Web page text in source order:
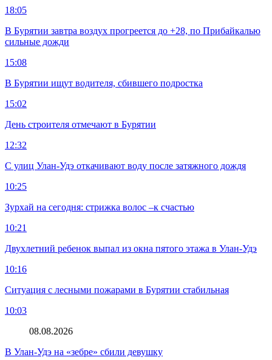
18:05
В Бурятии завтра воздух прогреется до +28, по Прибайкалью
сильные дожди
15:08
В Бурятии ищут водителя, сбившего подростка
15:02
День строителя отмечают в Бурятии
12:32
С улиц Улан-Удэ откачивают воду после затяжного дождя
10:25
Зурхай на сегодня: стрижка волос –к счастью
10:21
Двухлетний ребенок выпал из окна пятого этажа в Улан-Удэ
10:16
Ситуация с лесными пожарами в Бурятии стабильная
10:03
08.08.2026
В Улан-Удэ на «зебре» сбили девушку